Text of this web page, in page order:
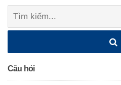
navigation
Tìm
kiếm:
Câu hỏi